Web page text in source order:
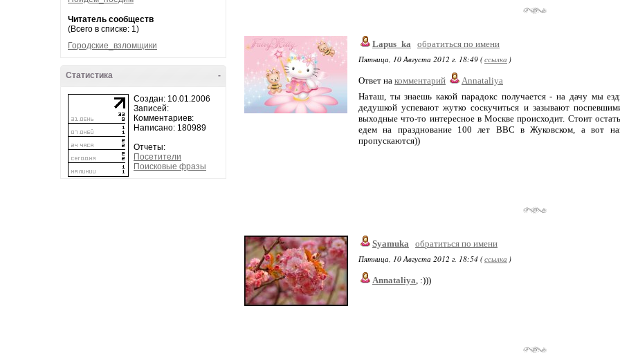
Читатель сообществ
(Всего в списке: 1)
Городские_взломщики
-
Статистика
Создан: 10.01.2006
Записей:
Комментариев:
Написано: 180989
Отчеты:
Посетители
Поисковые фразы
Lapus_ka
обратиться по имени
Пятница, 10 Августа 2012 г. 18:49 (ссылка )
Ответ на комментарий
Annataliya
Наташ, ты знаешь какой парадокс получается - на дачу мы
дедушкой успевают жутко соскучиться и зазывают
выходные что-то интересное в Москве происходит. Стоит
едем на празднование 100 лет ВВС в Жуковском, а вот
пропускаются))
Syamuka
обратиться по имени
Пятница, 10 Августа 2012 г. 18:54 (ссылка )
Annataliya, :)))